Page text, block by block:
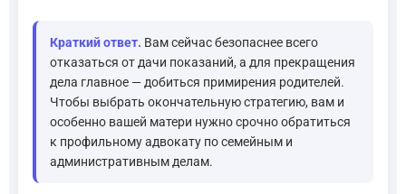
Краткий ответ. Вам сейчас безопаснее всего
отказаться от дачи показаний, а для прекращения
дела главное — добиться примирения родителей.
Чтобы выбрать окончательную стратегию, вам и
особенно вашей матери нужно срочно обратиться
к профильному адвокату по семейным и
административным делам.